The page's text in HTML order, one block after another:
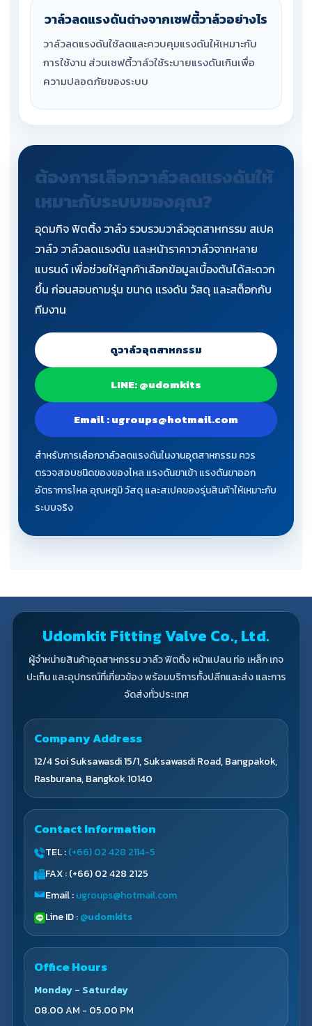
วาล์วลดแรงดันต่างจากเซฟตี้วาล์วอย่างไร
วาล์วลดแรงดันใช้ลดและควบคุมแรงดันให้เหมาะกับ
การใช้งาน ส่วนเซฟตี้วาล์วใช้ระบายแรงดันเกินเพื่อ
ความปลอดภัยของระบบ
ต้องการเลือกวาล์วลดแรงดันให้
เหมาะกับระบบของคุณ?
อุดมกิจ ฟิตติ้ง วาล์ว รวบรวมวาล์วอุตสาหกรรม สเปค
วาล์ว วาล์วลดแรงดัน และหน้าราคาวาล์วจากหลาย
แบรนด์ เพื่อช่วยให้ลูกค้าเลือกข้อมูลเบื้องต้นได้สะดวก
ขึ้น ก่อนสอบถามรุ่น ขนาด แรงดัน วัสดุ และสต็อกกับ
ทีมงาน
ดูวาล์วอุตสาหกรรม
LINE: @udomkits
Email : ugroups@hotmail.com
สำหรับการเลือกวาล์วลดแรงดันในงานอุตสาหกรรม ควร
ตรวจสอบชนิดของของไหล แรงดันขาเข้า แรงดันขาออก
อัตราการไหล อุณหภูมิ วัสดุ และสเปคของรุ่นสินค้าให้เหมาะกับ
ระบบจริง
Udomkit Fitting Valve Co., Ltd.
ผู้จำหน่ายสินค้าอุตสาหกรรม วาล์ว ฟิตติ้ง หน้าแปลน ท่อ เหล็ก เกจ
ปะเก็น และอุปกรณ์ที่เกี่ยวข้อง พร้อมบริการทั้งปลีกและส่ง และการ
จัดส่งทั่วประเทศ
Company Address
12/4 Soi Suksawasdi 15/1, Suksawasdi Road, Bangpakok,
Rasburana, Bangkok 10140
Contact Information
TEL :(+66) 02 428 2114-5
FAX : (+66) 02 428 2125
Email :ugroups@hotmail.com
Line ID :@udomkits
Office Hours
Monday - Saturday
08.00 AM - 05.00 PM